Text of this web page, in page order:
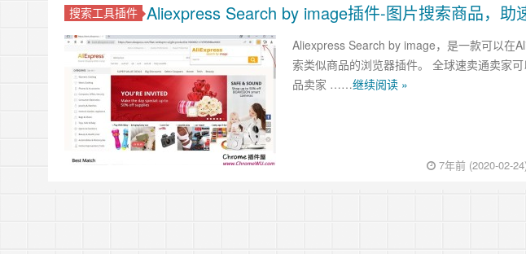
搜索工具插件 Aliexpress Search by image插件-图片搜索商品，助
Aliexpress Search by image，是一款可以在
索类似商品的浏览器插件。 全球速卖通卖家
品卖家 ……继续阅读 »
7年前 (2020-02-